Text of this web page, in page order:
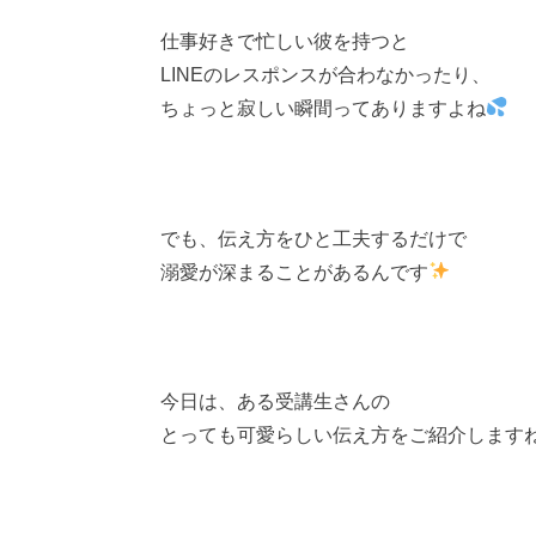
仕事好きで忙しい彼を持つと
LINEのレスポンスが合わなかったり、
ちょっと寂しい瞬間ってありますよね
でも、伝え方をひと工夫するだけで
溺愛が深まることがあるんです
今日は、ある受講生さんの
とっても可愛らしい伝え方をご紹介します